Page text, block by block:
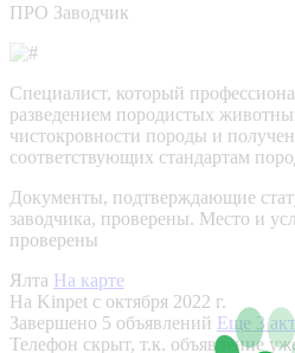
ПРО Заводчик
Специалист, который
разведением породистых
чистокровности породы и
соответствующих стандартам
Документы, подтверждающие
заводчика, проверены. Место и
проверены
Ялта На карте
На Kinpet c октября 2022 г.
Завершено 5 объявлений Еще 3
Телефон скрыт, т.к. объявление